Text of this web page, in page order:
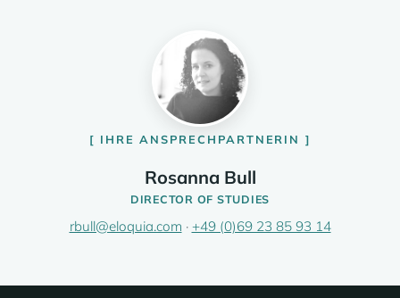
IHRE ANSPRECHPARTNERIN
Rosanna Bull
DIRECTOR OF STUDIES
rbull@eloquia.com · +49 (0)69 23 85 93 14